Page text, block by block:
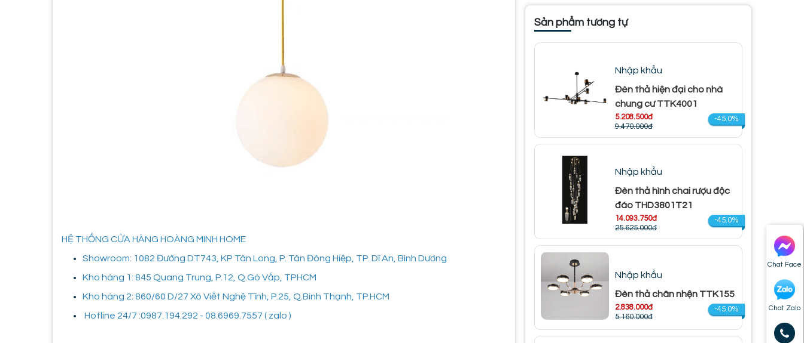
Chat Face
Chat Zalo
HỆ THỐNG CỬA HÀNG HOÀNG MINH HOME
Showroom: 1082 Đường DT743, KP Tân Long, P. Tân Đông Hiệp, TP. Dĩ An, Bình Dương
Kho hàng 1: 845 Quang Trung, P.12, Q.Gò Vấp, TPHCM
Kho hàng 2: 860/60 D/27 Xô Viết Nghệ Tĩnh, P.25, Q.Bình Thạnh, TP.HCM
Hotline 24/7 :0987.194.292 - 08.6969.7557 ( zalo )
Sản phẩm tương tự
Nhập khẩu
Đèn thả hiện đại cho nhà
chung cư TTK4001
5.208.500đ
9.470.000đ
-45.0%
Nhập khẩu
Đèn thả hình chai rượu độc
đáo THD3801T21
14.093.750đ
25.625.000đ
-45.0%
Nhập khẩu
Đèn thả chân nhện TTK155
2.838.000đ
5.160.000đ
-45.0%